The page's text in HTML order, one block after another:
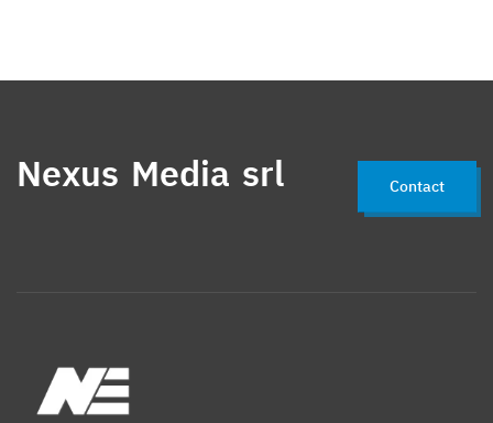
Nexus Media srl Contact